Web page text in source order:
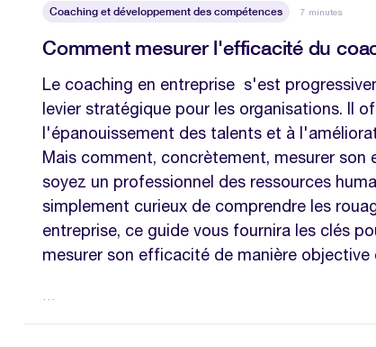
Coaching et développement des compétences 7 minutes
Comment mesurer l'efficacité du
Le coaching en entreprise s'est
levier stratégique pour les organisations. Il
l'épanouissement des talents et à
Mais comment, concrètement, mesurer son
soyez un professionnel des ressources
simplement curieux de comprendre les
entreprise, ce guide vous fournira les clés
mesurer son efficacité de manière objective